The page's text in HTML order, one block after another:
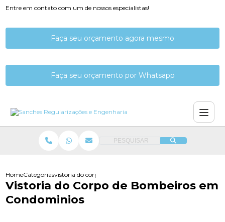
Entre em contato com um de nossos especialistas!
Faça seu orçamento agora mesmo
Faça seu orçamento por Whatsapp
PESQUISAR
HomeCategoriasvistoria do corpo de bombeiros em condominios
Vistoria do Corpo de Bombeiros em
Condominios